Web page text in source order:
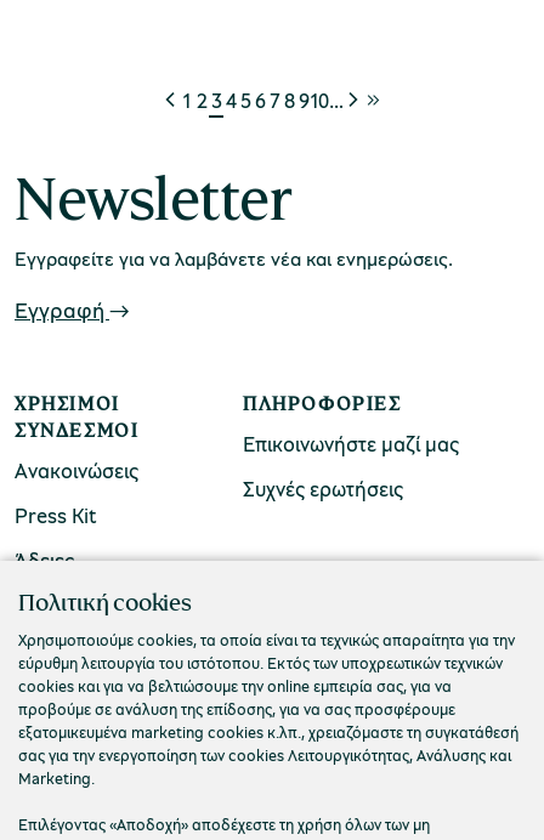
1 2345678910…
Newsletter
Εγγραφείτε για να λαμβάνετε νέα και ενημερώσεις.
Εγγραφή
ΧΡΉΣΙΜΟΙ
ΣΎΝΔΕΣΜΟΙ
Ανακοινώσεις
Press Kit
Άδειες
ΠΛΗΡΟΦΟΡΊΕΣ
Επικοινωνήστε μαζί μας
Συχνές ερωτήσεις
ΠΟΛΙΤΙΣΤΙΚΟ ΙΔΡΥΜΑ ΟΜΙΛΟΥ ΠΕΙΡΑΙΩΣ
Τ. 210 3256922
Ε. info@piop.gr
ΣΥΝΔΕΘΕΙΤΕ ΜΑΖΙ ΜΑΣ
Πολιτική cookies
Χρησιμοποιούμε cookies, τα οποία είναι τα τεχνικώς απαραίτητα για την
εύρυθμη λειτουργία του ιστότοπου. Εκτός των υποχρεωτικών τεχνικών
cookies και για να βελτιώσουμε την online εμπειρία σας, για να
προβούμε σε ανάλυση της επίδοσης, για να σας προσφέρουμε
εξατομικευμένα marketing cookies κ.λπ., χρειαζόμαστε τη συγκατάθεσή
σας για την ενεργοποίηση των cookies Λειτουργικότητας, Ανάλυσης και
Marketing.
Επιλέγοντας «Αποδοχή» αποδέχεστε τη χρήση όλων των μη